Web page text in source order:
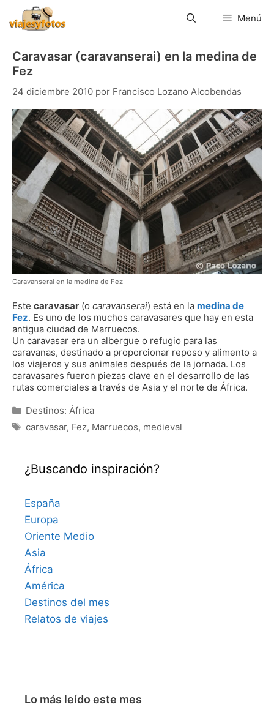
contenido
Menú
Caravasar (caravanserai) en la medina de
Fez
24 diciembre 2010 por Francisco Lozano Alcobendas
Caravanserai en la medina de Fez
Este caravasar (o caravanserai) está en la medina de
Fez. Es uno de los muchos caravasares que hay en esta
antigua ciudad de Marruecos.
Un caravasar era un albergue o refugio para las
caravanas, destinado a proporcionar reposo y alimento a
los viajeros y sus animales después de la jornada. Los
caravasares fueron piezas clave en el desarrollo de las
rutas comerciales a través de Asia y el norte de África.
Categorías
Destinos: África
Etiquetas
caravasar, Fez, Marruecos, medieval
¿Buscando inspiración?
España
Europa
Oriente Medio
Asia
África
América
Destinos del mes
Relatos de viajes
Lo más leído este mes